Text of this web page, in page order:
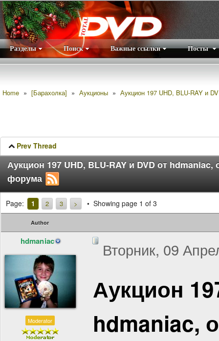
Разделы Поиск Важные ссылки Посты
Home » [Барахолка] » Аукционы » Аукцион 197 UHD, BLU-RAY и
Prev Thread
Аукцион 197 UHD, BLU-RAY и DVD от
форума
Page: 1 2 3 > Showing page 1 of 3
Author
hdmaniac
Moderator
Вторник, 09
Аукцион
hdmaniac,